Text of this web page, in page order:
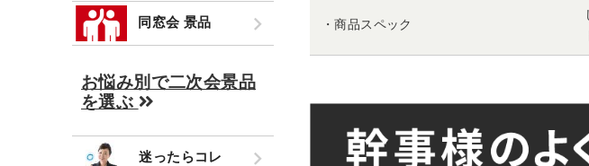
同窓会 景品
お悩み別で二次会景品
を選ぶ
迷ったらコレ
・商品スペック